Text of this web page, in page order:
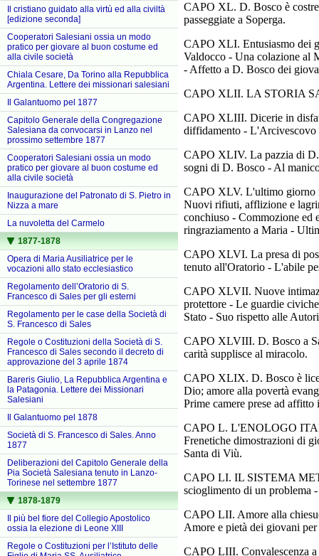
Il cristiano guidato alla virtù ed alla civiltà
[edizione seconda]
Cooperatori Salesiani ossia un modo
pratico per giovare al buon costume ed
alla civile società
Chiala Cesare, Da Torino alla Repubblica
Argentina. Lettere dei missionari salesiani
Il Galantuomo pel 1877
Capitolo Generale della Congregazione
Salesiana da convocarsi in Lanzo nel
prossimo settembre 1877
Cooperatori Salesiani ossia un modo
pratico per giovare al buon costume ed
alla civile società
Inaugurazione del Patronato di S. Pietro in
Nizza a mare
La nuvoletta del Carmelo
1877-1878
Opera di Maria Ausiliatrice per le
vocazioni allo stato ecclesiastico
Regolamento dell’Oratorio di S.
Francesco di Sales per gli esterni
Regolamento per le case della Società di
S. Francesco di Sales
Regole o Costituzioni della Società di S.
Francesco di Sales secondo il decreto di
approvazione del 3 aprile 1874
Bareris Giulio, La Repubblica Argentina e
la Patagonia. Lettere dei Missionari
Salesiani
Il Galantuomo pel 1878
Società di S. Francesco di Sales. Anno
1877
Deliberazioni del Capitolo Generale della
Pia Società Salesiana tenuto in Lanzo-
Torinese nel settembre 1877
1878-1879
Il più bel fiore del Collegio Apostolico
ossia la elezione di Leone XIII
Regole o Costituzioni per l’Istituto delle
CAPO XL. D. Bosco è
passeggiate a Soperga.
CAPO XLI. Entusiasmo dei
Valdocco - Una colazione al
- Affetto a D. Bosco dei
CAPO XLII. LA STORIA
CAPO XLIII. Dicerie in
diffidamento - L'Arcivescovo
CAPO XLIV. La pazzia di D.
sogni di D. Bosco - Al
CAPO XLV. L'ultimo giorno
Nuovi rifiuti, afflizione e
conchiuso - Commozione ed
ringraziamento a Maria -
CAPO XLVI. La presa di
tenuto all'Oratorio - L'abile
CAPO XLVII. Nuove
protettore - Le guardie
Stato - Suo rispetto alle
CAPO XLVIII. D. Bosco a
carità supplisce al miracolo.
CAPO XLIX. D. Bosco è
Dio; amore alla povertà
Prime camere prese ad affitto
CAPO L. L'ENOLOGO
Frenetiche dimostrazioni di
Santa di Viù.
CAPO LI. IL SISTEMA
scioglimento di un problema
CAPO LII. Amore alla
Amore e pietà dei giovani
CAPO LIII. Convalescenza